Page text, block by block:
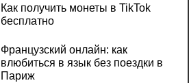
Как получить монеты в TikTok
бесплатно
Французский онлайн: как
влюбиться в язык без поездки в
Париж